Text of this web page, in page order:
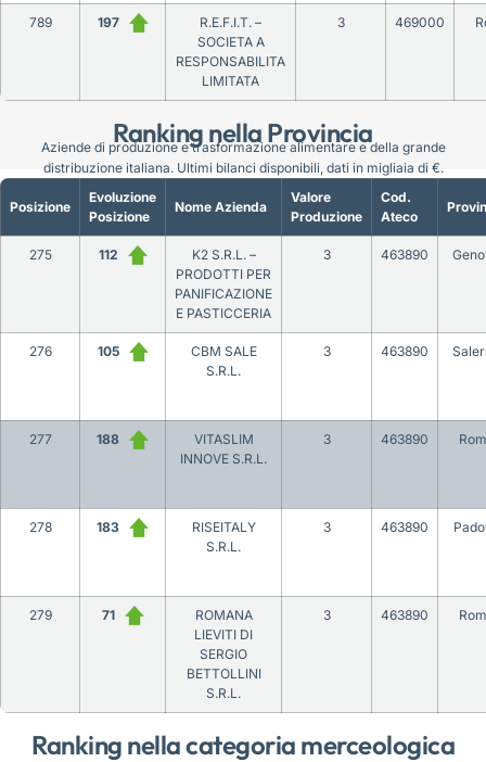
Ranking nella Provincia
789 197
R.E.F.I.T. –
SOCIETA A
RESPONSABILITA
LIMITATA
3 469000
Ranking nella categoria merceologica
Posizione
Evoluzione
Posizione
Nome Azienda
Valore
Produzione
Cod.
Ateco
275 112
K2 S.R.L. –
PRODOTTI PER
PANIFICAZIONE
E PASTICCERIA
3 463890
276 105
CBM SALE
S.R.L.
3 463890
277 188
VITASLIM
INNOVE S.R.L.
3 463890
278 183
RISEITALY
S.R.L.
3 463890
279 71
ROMANA
LIEVITI DI
SERGIO
BETTOLLINI
S.R.L.
3 463890
Aziende di produzione e trasformazione alimentare e della grande
distribuzione italiana. Ultimi bilanci disponibili, dati in migliaia di €.